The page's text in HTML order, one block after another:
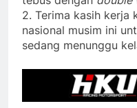
2. Terima kasih kerja
nasional musim ini
sedang menunggu